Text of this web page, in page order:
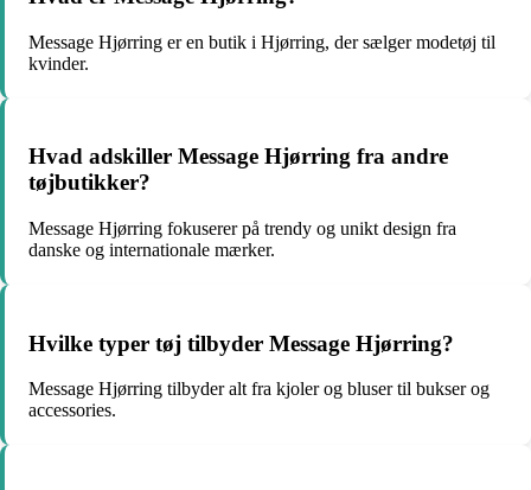
Message Hjørring er en butik i Hjørring, der sælger modetøj til
kvinder.
Hvad adskiller Message Hjørring fra andre
tøjbutikker?
Message Hjørring fokuserer på trendy og unikt design fra
danske og internationale mærker.
Hvilke typer tøj tilbyder Message Hjørring?
Message Hjørring tilbyder alt fra kjoler og bluser til bukser og
accessories.